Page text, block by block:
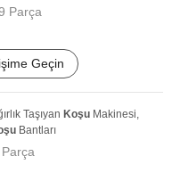
Parça
Geçin
Taşıyan Koşu Makinesi,
Bantları